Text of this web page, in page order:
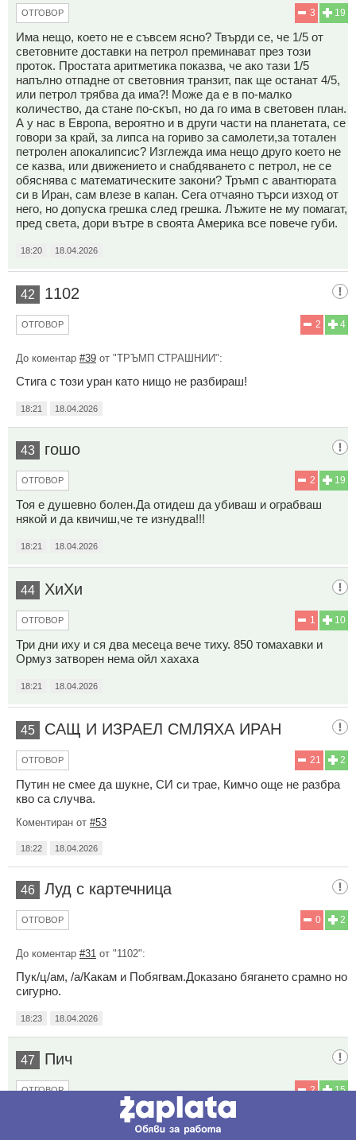
19
3
ОТГОВОР
Има нещо, което не е съвсем ясно? Твърди се, че 1/5 от
световните доставки на петрол преминават през този
проток. Простата аритметика показва, че ако тази 1/5
напълно отпадне от световния транзит, пак ще останат 4/5,
или петрол трябва да има?! Може да е в по-малко
количество, да стане по-скъп, но да го има в световен план.
А у нас в Европа, вероятно и в други части на планетата, се
говори за край, за липса на гориво за самолети,за тотален
петролен апокалипсис? Изглежда има нещо друго което не
се казва, или движението и снабдяването с петрол, не се
обяснява с математическите закони? Тръмп с авантюрата
си в Иран, сам влезе в капан. Сега отчаяно търси изход от
него, но допуска грешка след грешка. Лъжите не му помагат,
пред света, дори вътре в своята Америка все повече губи.
18:20 18.04.2026
42 1102
4
2
ОТГОВОР
До коментар #39 от "ТРЪМП СТРАШНИИ":
Стига с този уран като нищо не разбираш!
18:21 18.04.2026
43 гошо
19
2
ОТГОВОР
Тоя е душевно болен.Да отидеш да убиваш и ограбваш
някой и да квичиш,че те изнудва!!!
18:21 18.04.2026
44 ХиХи
10
1
ОТГОВОР
Три дни иху и ся два месеца вече тиху. 850 томахавки и
Ормуз затворен нема ойл хахаха
18:21 18.04.2026
45 САЩ И ИЗРАЕЛ СМЛЯХА ИРАН
2
21
ОТГОВОР
Путин не смее да шукне, СИ си трае, Кимчо още не разбра
кво са случва.
Коментиран от #53
18:22 18.04.2026
46 Луд с картечница
2
0
ОТГОВОР
До коментар #31 от "1102":
Пук/ц/ам, /а/Какам и Побягвам.Доказано бягането срамно но
сигурно.
18:23 18.04.2026
47 Пич
15
2
ОТГОВОР
от "ГОЛЕМ СМЕХ":